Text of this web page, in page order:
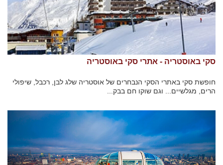
סקי באוסטריה - אתרי סקי באוסטריה
חופשת סקי באתרי הסקי הנבחרים של אוסטריה שלג לבן, רכבל, שיפולי
הרים, מגלשיים... וגם שוקו חם בבק...